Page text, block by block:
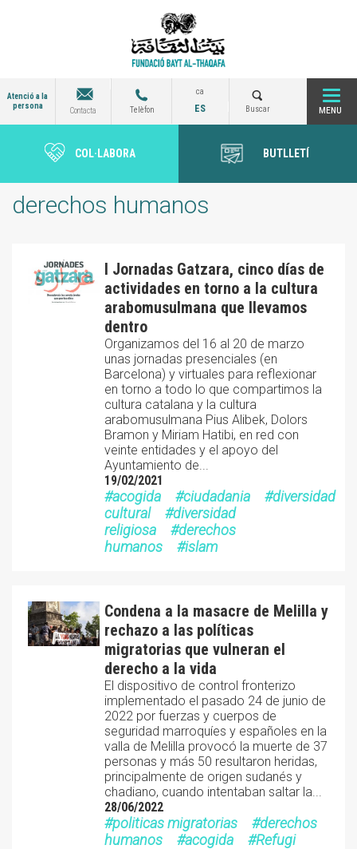
Atenció a la
persona
Contacta Telèfon
ca
ES Buscar
COL·LABORA BUTLLETÍ
derechos humanos
I Jornadas Gatzara, cinco días de
actividades en torno a la cultura
arabomusulmana que llevamos
dentro
Organizamos del 16 al 20 de marzo
unas jornadas presenciales (en
Barcelona) y virtuales para reflexionar
en torno a todo lo que compartimos la
cultura catalana y la cultura
arabomusulmana Pius Alibek, Dolors
Bramon y Miriam Hatibi, en red con
veinte entidades y el apoyo del
Ayuntamiento de...
19/02/2021
acogida ciudadania
diversidad
cultural
diversidad
religiosa
derechos
humanos
islam
Condena a la masacre de Melilla y
rechazo a las políticas
migratorias que vulneran el
derecho a la vida
El dispositivo de control fronterizo
implementado el pasado 24 de junio de
2022 por fuerzas y cuerpos de
seguridad marroquíes y españoles en la
valla de Melilla provocó la muerte de 37
personas y más 50 resultaron heridas,
principalmente de origen sudanés y
chadiano, cuando intentaban saltar la...
28/06/2022
politicas migratorias
derechos
humanos
acogida Refugi